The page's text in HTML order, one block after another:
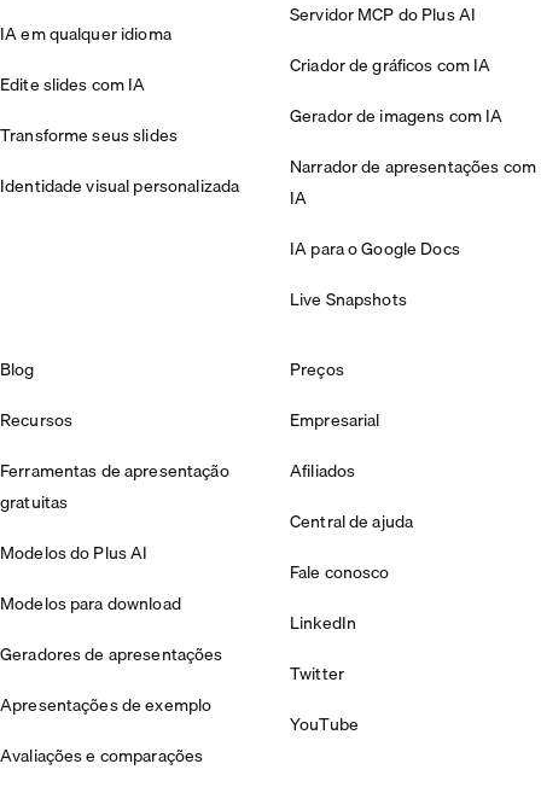
IA em qualquer idioma
Edite slides com IA
Transforme seus slides
Identidade visual personalizada
Servidor MCP do Plus AI
Criador de gráficos com IA
Gerador de imagens com IA
Narrador de apresentações com
IA
IA para o Google Docs
Live Snapshots
Blog
Recursos
Ferramentas de apresentação
gratuitas
Modelos do Plus AI
Modelos para download
Geradores de apresentações
Apresentações de exemplo
Avaliações e comparações
Preços
Empresarial
Afiliados
Central de ajuda
Fale conosco
LinkedIn
Twitter
YouTube